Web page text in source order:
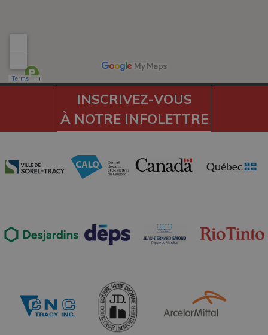
INSCRIVEZ-VOUS
À NOTRE INFOLETTRE